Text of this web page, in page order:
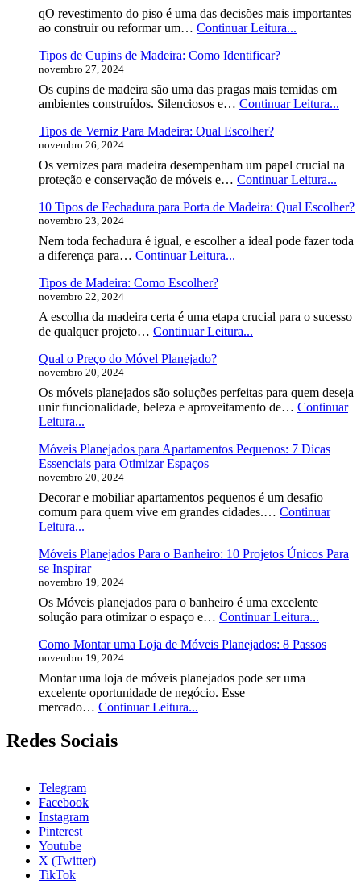
Madeira:
Qual
Escolher?
qO revestimento do piso é uma das decisões mais importantes
ao construir ou reformar um… Continuar Leitura...
de
Madeira:
Qual
Tipos de Cupins de Madeira: Como Identificar?
novembro 27, 2024
Os cupins de madeira são uma das pragas mais temidas em
ambientes construídos. Silenciosos e… Continuar Leitura...
Tipos de Verniz Para Madeira: Qual Escolher?
novembro 26, 2024
Os vernizes para madeira desempenham um papel crucial na
proteção e conservação de móveis e… Continuar Leitura...
10 Tipos de Fechadura para Porta de Madeira: Qual Escolher?
novembro 23, 2024
Nem toda fechadura é igual, e escolher a ideal pode fazer toda
a diferença para… Continuar Leitura...
para
Porta
de
Escolher?
Tipos de Madeira: Como Escolher?
novembro 22, 2024
A escolha da madeira certa é uma etapa crucial para o sucesso
de qualquer projeto… Continuar Leitura...
Escolher?
Qual o Preço do Móvel Planejado?
novembro 20, 2024
Os móveis planejados são soluções perfeitas para quem deseja
unir funcionalidade, beleza e aproveitamento de… Continuar
Leitura...
Preço
do
Móvel
Planejado?
Móveis Planejados para Apartamentos Pequenos: 7 Dicas
Essenciais para Otimizar Espaços
novembro 20, 2024
Decorar e mobiliar apartamentos pequenos é um desafio
comum para quem vive em grandes cidades.… Continuar
Leitura...
para
Apartamentos
Pequenos:
7
Dicas
para
Otimizar
Espaços
Móveis Planejados Para o Banheiro: 10 Projetos Únicos Para
se Inspirar
novembro 19, 2024
Os Móveis planejados para o banheiro é uma excelente
solução para otimizar o espaço e… Continuar Leitura...
Para
Como Montar uma Loja de Móveis Planejados: 8 Passos
novembro 19, 2024
Montar uma loja de móveis planejados pode ser uma
excelente oportunidade de negócio. Esse
mercado… Continuar Leitura...
Redes Sociais
Telegram
Facebook
Instagram
Pinterest
Youtube
X (Twitter)
TikTok